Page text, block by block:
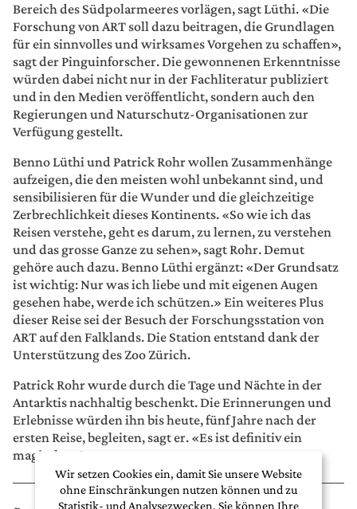
Bereich des Südpolarmeeres vorlägen, sagt Lüthi. «Die
Forschung von ART soll dazu beitragen, die Grundlagen
für ein sinnvolles und wirksames Vorgehen zu schaffen»,
sagt der Pinguinforscher. Die gewonnenen Erkenntnisse
würden dabei nicht nur in der Fachliteratur publiziert
und in den Medien veröffentlicht, sondern auch den
Regierungen und Naturschutz-Organisationen zur
Verfügung gestellt.
Benno Lüthi und Patrick Rohr wollen Zusammenhänge
aufzeigen, die den meisten wohl unbekannt sind, und
sensibilisieren für die Wunder und die gleichzeitige
Zerbrechlichkeit dieses Kontinents. «So wie ich das
Reisen verstehe, geht es darum, zu lernen, zu verstehen
und das grosse Ganze zu sehen», sagt Rohr. Demut
gehöre auch dazu. Benno Lüthi ergänzt: «Der Grundsatz
ist wichtig: Nur was ich liebe und mit eigenen Augen
gesehen habe, werde ich schützen.» Ein weiteres Plus
dieser Reise sei der Besuch der Forschungsstation von
ART auf den Falklands. Die Station entstand dank der
Unterstützung des Zoo Zürich.
Patrick Rohr wurde durch die Tage und Nächte in der
Antarktis nachhaltig beschenkt. Die Erinnerungen und
Erlebnisse würden ihn bis heute, fünf Jahre nach der
ersten Reise, begleiten, sagt er. «Es ist definitiv ein
magischer Ort.»
Wir setzen Cookies ein, damit Sie unsere Website
ohne Einschränkungen nutzen können und zu
Statistik- und Analysezwecken. Sie können Ihre